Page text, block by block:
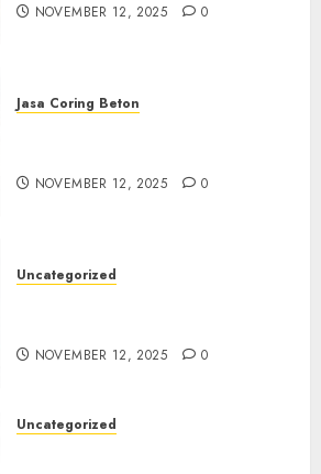
NOVEMBER 12, 2025 0
Jasa Coring Beton
NOVEMBER 12, 2025 0
Uncategorized
NOVEMBER 12, 2025 0
Uncategorized